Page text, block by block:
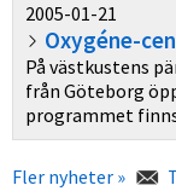
2005-01-21
Oxygéne-
På västkustens
från Göteborg
programmet
Fler nyheter »